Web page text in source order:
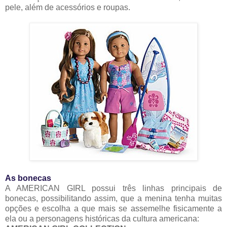
pele, além de acessórios e roupas.
As bonecas
A AMERICAN GIRL possui três linhas principais de
bonecas, possibilitando assim, que a menina tenha muitas
opções e escolha a que mais se assemelhe fisicamente a
ela ou a personagens históricas da cultura americana: